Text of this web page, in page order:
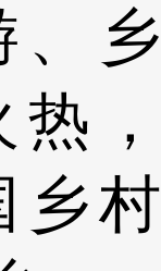
、乡
，
乡村